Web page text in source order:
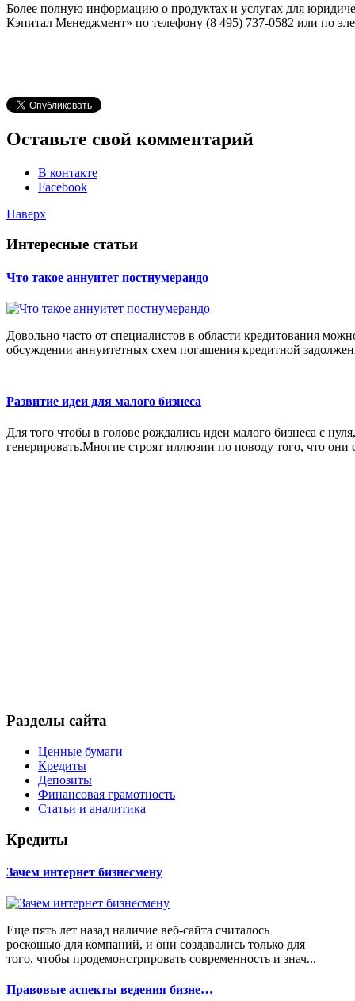
Более полную информацию о продуктах и услугах для
Кэпитал Менеджмент» по телефону (8 495) 737-0582 или по
Оставьте свой комментарий
В контакте
Facebook
Наверх
Интересные статьи
Что такое аннуитет постнумерандо
Довольно часто от специалистов в области кредитования
обсуждении аннуитетных схем погашения кредитной
Развитие идеи для малого бизнеса
Для того чтобы в голове рождались идеи малого бизнеса с
генерировать.Многие строят иллюзии по поводу того, что
Разделы сайта
Ценные бумаги
Кредиты
Депозиты
Финансовая грамотность
Статьи и аналитика
Кредиты
Зачем интернет бизнесмену
Еще пять лет назад наличие веб-сайта считалось
роскошью для компаний, и они создавались только для
того, чтобы продемонстрировать современность и знач...
Правовые аспекты ведения бизне…